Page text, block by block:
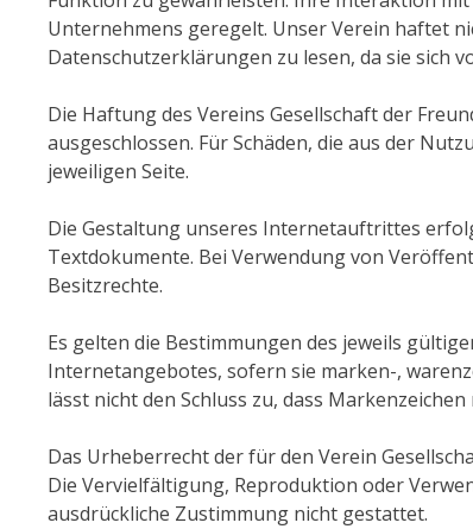
Unternehmens geregelt. Unser Verein haftet
Datenschutzerklärungen zu lesen, da sie sich
Die Haftung des Vereins Gesellschaft der
ausgeschlossen. Für Schäden, die aus der
jeweiligen Seite.
Die Gestaltung unseres Internetauftrittes
Textdokumente. Bei Verwendung von
Besitzrechte.
Es gelten die Bestimmungen des jeweils
Internetangebotes, sofern sie marken-,
lässt nicht den Schluss zu, dass
Das Urheberrecht der für den Verein
Die Vervielfältigung, Reproduktion oder
ausdrückliche Zustimmung nicht gestattet.